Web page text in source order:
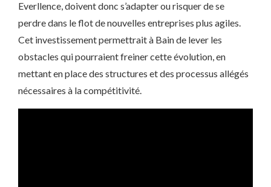
Everllence, doivent donc s’adapter ou risquer de se
perdre dans le flot de nouvelles entreprises plus agiles.
Cet investissement permettrait à Bain de lever les
obstacles qui pourraient freiner cette évolution, en
mettant en place des structures et des processus allégés
nécessaires à la compétitivité.